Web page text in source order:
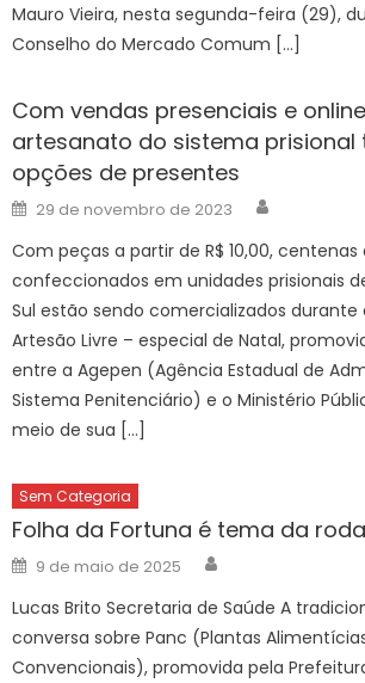
Mauro Vieira, nesta segunda-feira (29),
Conselho do Mercado Comum […]
Com vendas presenciais e
artesanato do sistema prisional
opções de presentes
Posted
on
29 de novembro de 2023
Com peças a partir de R$ 10,00,
confeccionados em unidades prisionais
Sul estão sendo comercializados durante
Artesão Livre – especial de Natal,
entre a Agepen (Agência Estadual de
Sistema Penitenciário) e o Ministério
meio de sua […]
Sem Categoria
Folha da Fortuna é tema da
Posted
on
9 de maio de 2025
Lucas Brito Secretaria de Saúde A
conversa sobre Panc (Plantas
Convencionais), promovida pela